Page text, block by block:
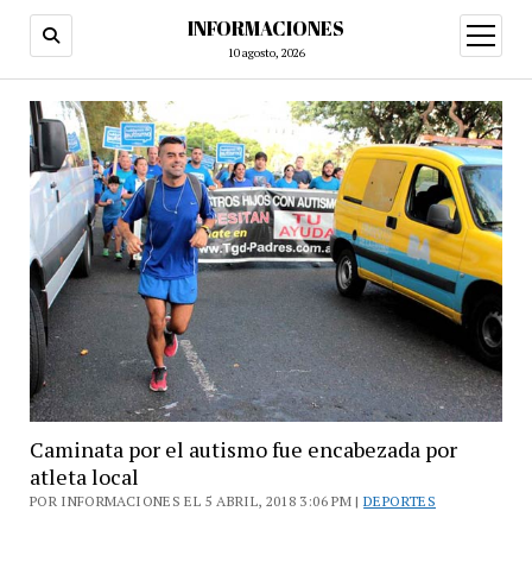
INFORMACIONES
10 agosto, 2026
abrir
menú
Caminata por el autismo fue encabezada por
atleta local
POR INFORMACIONES EL 5 ABRIL, 2018 3:06 PM |DEPORTES